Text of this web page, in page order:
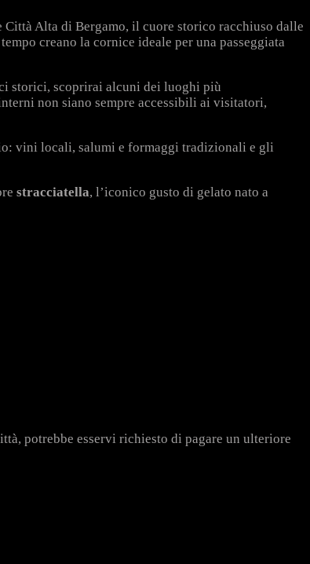
Alta di Bergamo, il cuore storico racchiuso dalle
creano la cornice ideale per una passeggiata
storici, scoprirai alcuni dei luoghi più
non siano sempre accessibili ai visitatori,
vini locali, salumi e formaggi tradizionali e gli
stracciatella, l’iconico gusto di gelato nato a
potrebbe esservi richiesto di pagare un ulteriore